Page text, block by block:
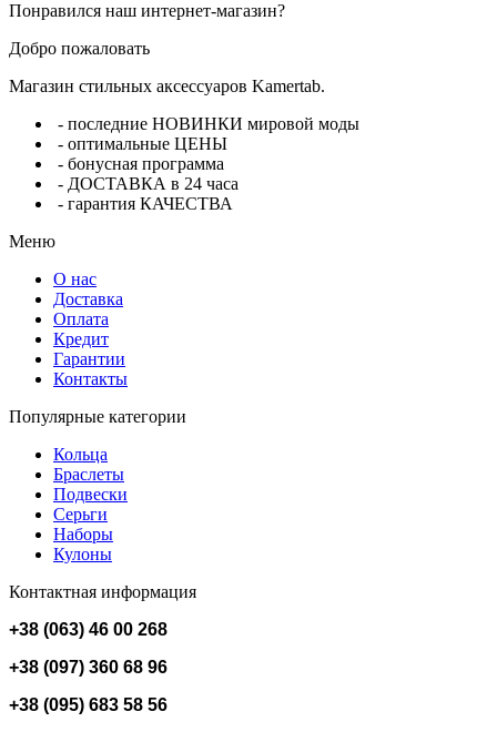
Понравился наш интернет-магазин?
Добро пожаловать
Магазин стильных аксессуаров Kamertab.
- последние НОВИНКИ мировой моды
- оптимальные ЦЕНЫ
- бонусная программа
- ДОСТАВКА в 24 часа
- гарантия КАЧЕСТВА
Меню
О нас
Доставка
Оплата
Кредит
Гарантии
Контакты
Популярные категории
Кольца
Браслеты
Подвески
Серьги
Наборы
Кулоны
Контактная информация
+38 (063) 46 00 268
+38 (097) 360 68 96
+38 (095) 683 58 56